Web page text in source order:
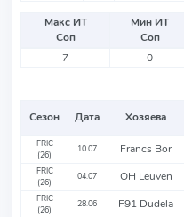
Макс ИТ
Соп
Мин ИТ
Соп
7
0
Сезон Дата Хозяева
FRIC
(26)
10.07 Francs Bor
FRIC
(26)
04.07 OH Leuven
FRIC
(26)
28.06 F91 Dudela